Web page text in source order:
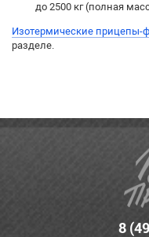
до 2500 кг (полная
Изотермические прицепы-
разделе.
8